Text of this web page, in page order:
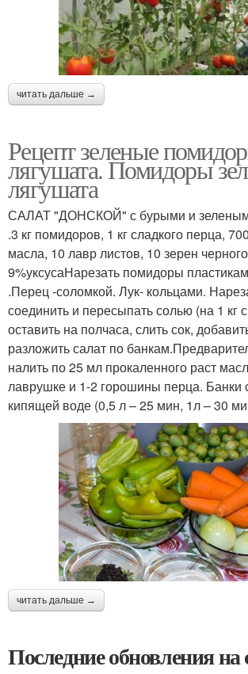
читать дальше →
Рецепт зеленые
лягушата. Помидоры
лягушата
САЛАТ "ДОНСКОЙ" с бурыми и
.3 кг помидоров, 1 кг сладкого перца,
масла, 10 лавр листов, 10 зерен
9%уксусаНарезать помидоры
.Перец -соломкой. Лук- кольцами.
соединить и пересыпать солью (на 1 кг
оставить на полчаса, слить сок,
разложить салат по
налить по 25 мл прокаленного раст
лаврушке и 1-2 горошины перца. Банки
кипящей воде (0,5 л – 25 мин, 1л – 30
читать дальше →
Последние обновления на